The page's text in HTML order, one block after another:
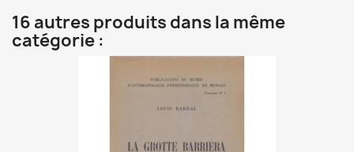
16 autres produits dans la même
catégorie :